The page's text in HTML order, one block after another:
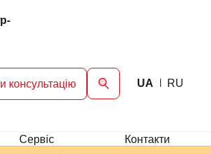
консультацію UA RU
Сервіc Контакти